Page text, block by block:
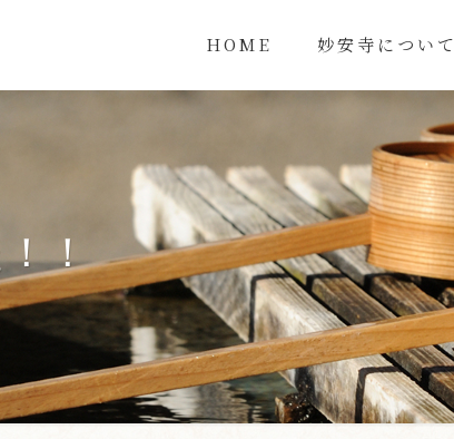
HOME 妙安寺について
！